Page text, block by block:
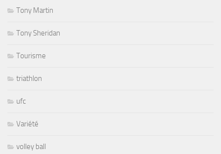
Tony Martin
Tony Sheridan
Tourisme
triathlon
ufc
Variété
volley ball